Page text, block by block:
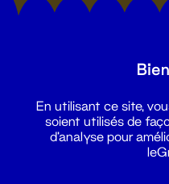
En utilisant ce site,
soient utilisés de
d'analyse pour